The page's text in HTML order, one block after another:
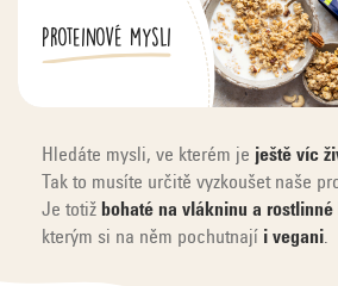
Proteinové mysli
Hledáte mysli, ve kterém je ještě víc
Tak to musíte určitě vyzkoušet naše
Je totiž bohaté na vlákninu a
kterým si na něm pochutnají i vegani.